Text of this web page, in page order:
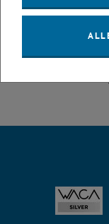
Skripten, die zur
Werfen Sie mal einen